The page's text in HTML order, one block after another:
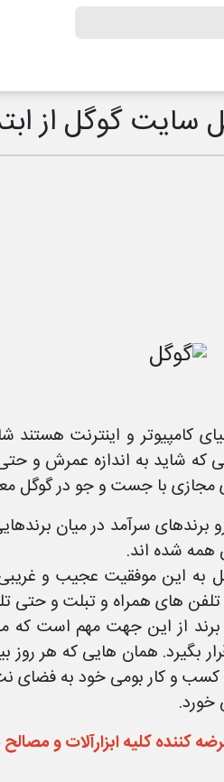
گوگل از
کامپیوتر و اینترنت
شاید به اندازه عمرش و
مجازی با جست و جو در گوگل
برندهای سرآمد در میان
همه شده اند.
به این موفقیت عجیب و
های همراه و تبلت و حتی
از این جهت مهم است که
قرار بگیرد. همان هایی که هر
و کار بومی خود به فضای نت
خورد.
کننده کلیه ابزارآلات و